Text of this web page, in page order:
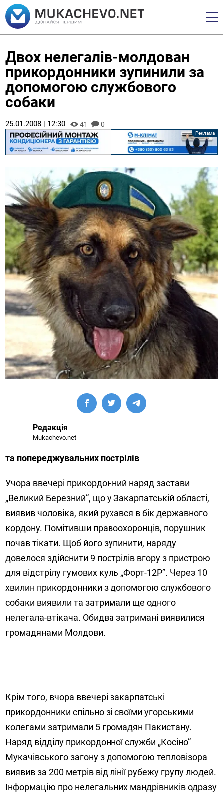
Двох нелегалів-молдован
прикордонники зупинили за
допомогою службового
собаки
25.01.2008 | 12:30 41 0
Редакція
Mukachevo.net
та попереджувальних пострілів
Учора ввечері прикордонний наряд застави
„Великий Березний”, що у Закарпатській області,
виявив чоловіка, який рухався в бік державного
кордону. Помітивши правоохоронців, порушник
почав тікати. Щоб його зупинити, наряду
довелося здійснити 9 пострілів вгору з пристрою
для відстрілу гумових куль „Форт-12Р”. Через 10
хвилин прикордонники з допомогою службового
собаки виявили та затримали ще одного
нелегала-втікача. Обидва затримані виявилися
громадянами Молдови.
Крім того, вчора ввечері закарпатські
прикордонники спільно зі своїми угорськими
колегами затримали 5 громадян Пакистану.
Наряд відділу прикордонної служби „Косіно”
Мукачівського загону з допомогою тепловізора
виявив за 200 метрів від лінії рубежу групу людей.
Інформацію про нелегальних мандрівників одразу